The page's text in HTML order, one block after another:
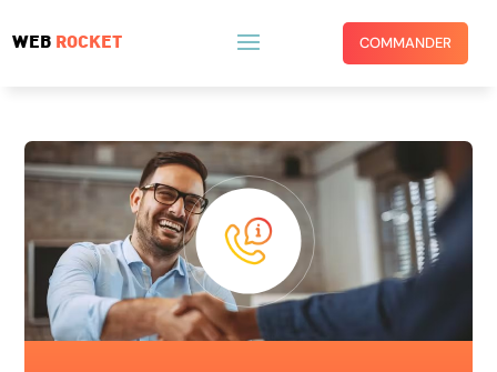
WEB ROCKET COMMANDER